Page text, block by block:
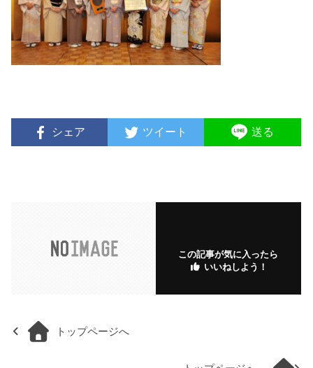
シェア ツイート 送る
この記事が気に入ったら
いいねしよう！
トップページへ